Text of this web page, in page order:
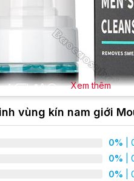
Xem thêm
vùng kín nam giới
0% |
0% |
0% |